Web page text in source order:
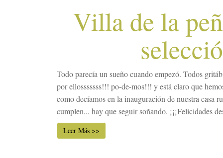
Villa de la
Todo parecía un sueño cuando empezó. Todos
por ellosssssss!!! po-de-mos!!! y está claro que
como decíamos en la inauguración de nuestra casa
cumplen... hay que seguir soñando. ¡¡¡Felicidades
Leer Más >>